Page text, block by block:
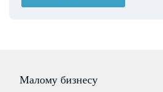
Малому бизнесу